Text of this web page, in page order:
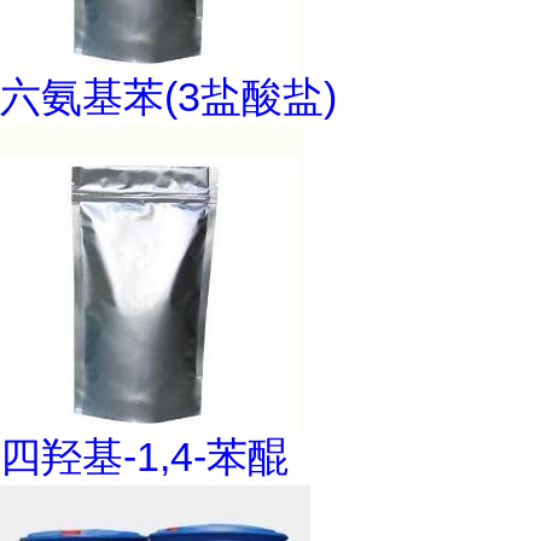
六氨基苯(3盐酸盐)
四羟基-1,4-苯醌